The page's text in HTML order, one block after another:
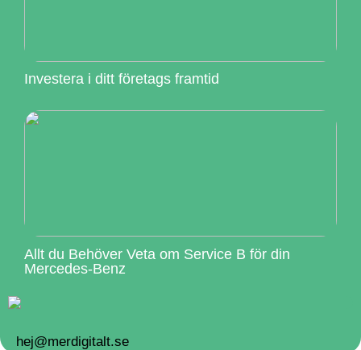
Investera i ditt företags framtid
Allt du Behöver Veta om Service B för din
Mercedes-Benz
hej@merdigitalt.se